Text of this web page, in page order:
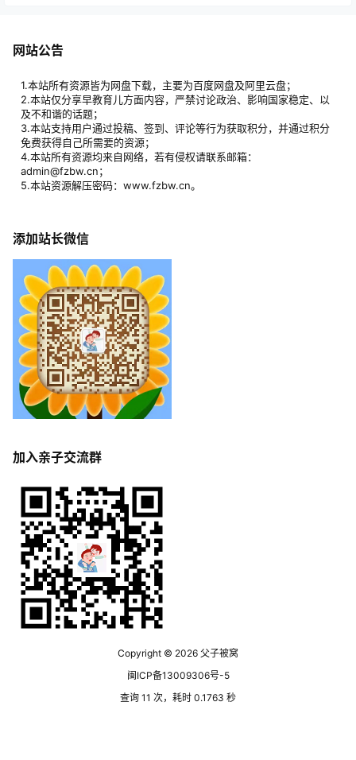
网站公告
1.本站所有资源皆为网盘下载，主要为百度网盘及阿里云盘；
2.本站仅分享早教育儿方面内容，严禁讨论政治、影响国家稳定、以
及不和谐的话题；
3.本站支持用户通过投稿、签到、评论等行为获取积分，并通过积分
免费获得自己所需要的资源；
4.本站所有资源均来自网络，若有侵权请联系邮箱：
admin@fzbw.cn；
5.本站资源解压密码：www.fzbw.cn。
添加站长微信
加入亲子交流群
Copyright © 2026 父子被窝
闽ICP备13009306号-5
查询 11 次，耗时 0.1763 秒